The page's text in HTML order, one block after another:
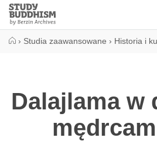
Close
Study
Buddhism
› Studia zaawansowane › Historia i
Dalajlama w